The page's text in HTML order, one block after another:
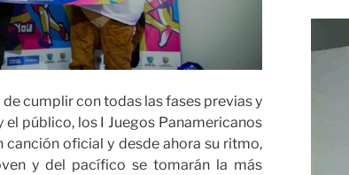
cumplir con todas las fases previas y
público, los I Juegos Panamericanos
canción oficial y desde ahora su ritmo,
y del pacífico se tomarán la más
de